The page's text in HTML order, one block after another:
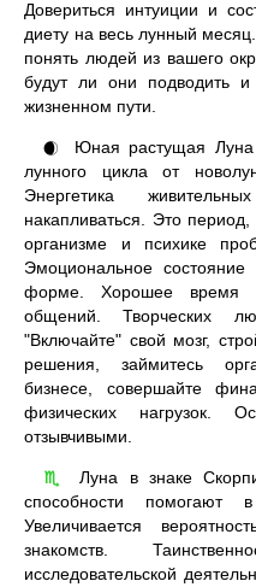
Довериться интуиции и
диету на весь лунный
понять людей из вашего
будут ли они подводить
жизненном пути.
🌒
Юная растущая
лунного цикла от
Энергетика
накапливаться. Это
организме и психике
Эмоциональное состояние
форме. Хорошее время
общений. Творческих
"Включайте" свой мозг,
решения, займитесь
бизнесе, совершайте
физических нагрузок.
отзывчивыми.
♏
Луна в знаке
способности
Увеличивается
знакомств.
исследовательской